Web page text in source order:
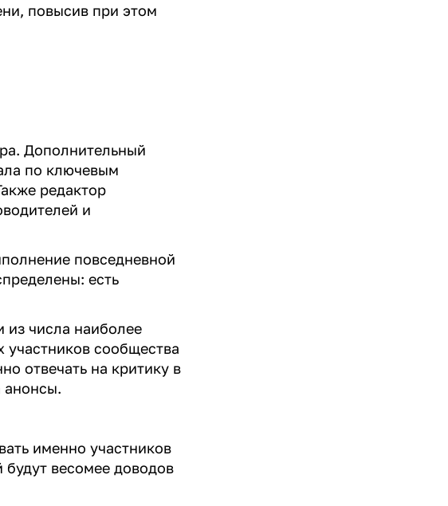
повысив при этом
Дополнительный
по ключевым
редактор
и
повседневной
есть
из числа наиболее
участников сообщества
отвечать на критику в
анонсы.
именно участников
будут весомее доводов